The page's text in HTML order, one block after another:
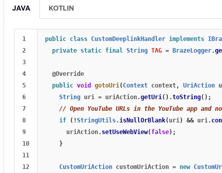
JAVA KOTLIN
1
2
3
4
5
6
7
8
9
10
11
12
public class CustomDeeplinkHandler implements
private static final String TAG = BrazeLogger.
@Override
public void gotoUri( Context context, UriAction
String uri = uriAction.getUri().toString();
// Open YouTube URLs in the YouTube app and
if
(!StringUtils.isNullOrBlank( uri) && uri.
uriAction. setUseWebView( false);
}
CustomUriAction customUriAction = new